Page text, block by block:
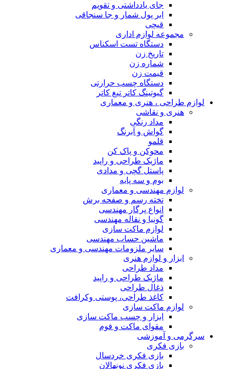
جای یادداشتی و تقویم
ابر پول شمار و جا سنجاقی
قیچی
مجموعه لوازم اداری
دستگاه تست اسکناس
تاریخ زن
شماره زن
قیمت زن
دستگاه چسب حرارتی
گیوتینگ کاتر تیغ کاتر
لوازم طراحی ، هنری و معماری
هنری و نقاشی
مداد رنگی
گواش و آبرنگ
قلمو
محوکن و پاک کن
ماژیک طراحی و راپید
پاستل گچی و مدادی
بوم و سه پایه
لوازم مهندسی و معماری
تخته رسم و صفحه برش
انواع پرگار مهندسی
گونیا و نقاله مهندسی
لوازم ماکت سازی
ماشین حساب مهندسی
سایر ملزومات مهندسی و معماری
ابزار و لوازم هنری
مداد طراحی
ماژیک طراحی و راپید
ذغال طراحی
کاغذ طراحی، پوستی وکرافت
لوازم ماکت سازی
ابزار و چسب ماکت سازی
مقوای ماکت و فوم
سرگرمی و آموزشی
بازی فکری
بازی فکری خردسال
بازی فکری نونهالان